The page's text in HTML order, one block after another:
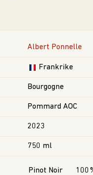
Albert Ponnelle
Frankrike
Bourgogne
Pommard AOC
2023
750 ml
Pinot Noir 100